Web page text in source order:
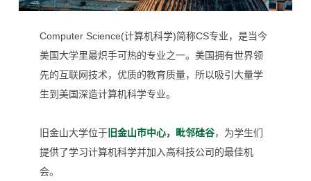
Computer Science(计算机科学)简称CS专业，是当今
美国大学里最炽手可热的专业之一。 美国拥有世界领
先的互联网技术，优质的教育质量，所以吸引大量学
生到美国深造计算机科学专业。
旧金山大学位于 旧金山市中心，毗邻硅谷，为学生们
提供了学习计算机科学并加入高科技公司的最佳机
会。